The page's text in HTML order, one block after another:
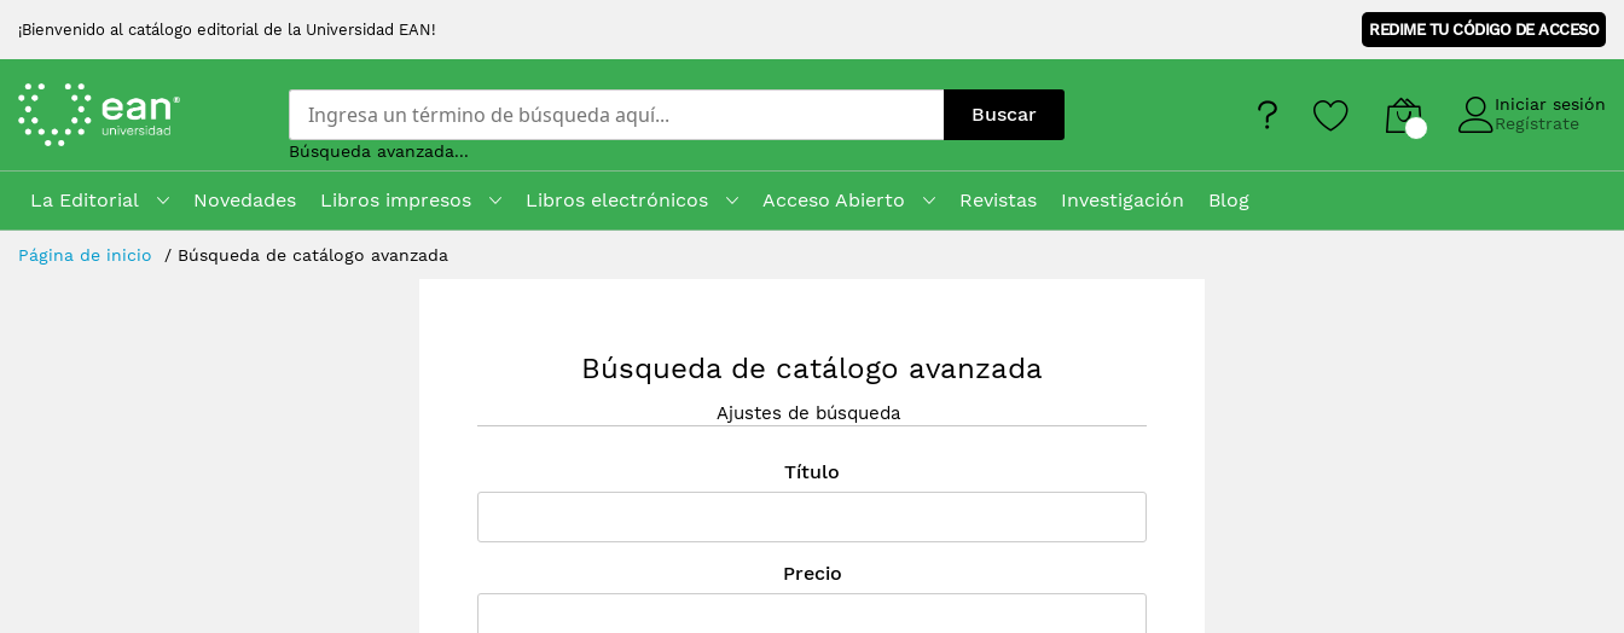
¡Bienvenido al catálogo editorial de la Universidad EAN! REDIME TU CÓDIGO DE ACCESO
Buscar
Búsqueda avanzada...
Iniciar sesión
Regístrate
La Editorial Novedades Libros impresos Libros electrónicos Acceso Abierto Revistas Investigación
Blog
Skip
Página de inicio Búsqueda de catálogo avanzada
Búsqueda de catálogo avanzada
Ajustes de búsqueda
Título
Precio